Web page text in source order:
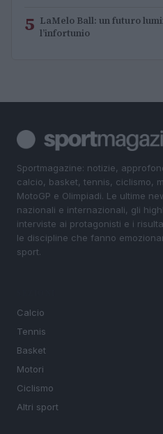
5 LaMelo Ball: un futuro
l’infortunio
Sportmagazine: notizie,
calcio, basket, tennis, ciclismo,
MotoGP e Olimpiadi. Le ultime
nazionali e internazionali, gli
interviste ai protagonisti e i
le discipline che fanno
sport.
Calcio
Tennis
Basket
Motori
Ciclismo
Altri sport